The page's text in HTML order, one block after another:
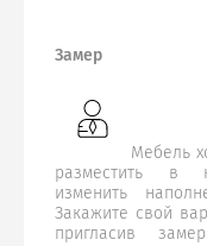
Замер
Мебель
разместить в
изменить
Закажите свой
пригласив